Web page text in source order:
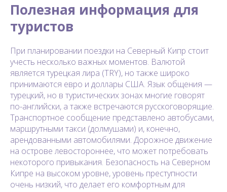
Полезная информация для
туристов
При планировании поездки на Северный Кипр стоит
учесть несколько важных моментов. Валютой
является турецкая лира (TRY), но также широко
принимаются евро и доллары США. Язык общения —
турецкий, но в туристических зонах многие говорят
по-английски, а также встречаются русскоговорящие.
Транспортное сообщение представлено автобусами,
маршрутными такси (долмушами) и, конечно,
арендованными автомобилями. Дорожное движение
на острове левостороннее, что может потребовать
некоторого привыкания. Безопасность на Северном
Кипре на высоком уровне, уровень преступности
очень низкий, что делает его комфортным для